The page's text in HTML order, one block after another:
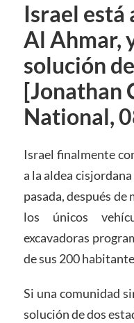
Israel está
Al Ahmar,
solución
[Jonathan
National,
Israel finalmente
a la aldea
pasada, después
los únicos
excavadoras
de sus 200
Si una comunidad
solución de dos